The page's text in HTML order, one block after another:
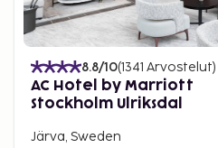
8.8/10(1341 Arvostelut)
AC Hotel by Marriott
Stockholm Ulriksdal
Järva, Sweden